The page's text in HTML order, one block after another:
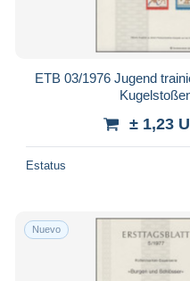
ETB 03/1976 Jugend
± 1,23
Estatus
Nuevo